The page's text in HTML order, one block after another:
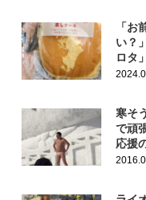
「お
い？
ロタ
寒そ
で頑
応援